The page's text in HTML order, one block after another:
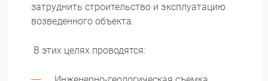
затруднить строительство и эксплуатацию
возведенного объекта.
В этих целях проводятся: